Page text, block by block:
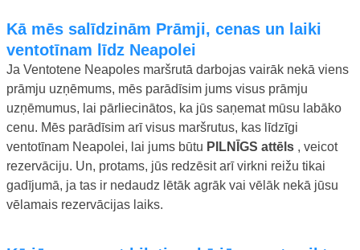
Kā mēs salīdzinām Prāmji, cenas un laiki
ventotīnam līdz Neapolei
Ja Ventotene Neapoles maršrutā darbojas vairāk nekā viens
prāmju uzņēmums, mēs parādīsim jums visus prāmju
uzņēmumus, lai pārliecinātos, ka jūs saņemat mūsu labāko
cenu. Mēs parādīsim arī visus maršrutus, kas līdzīgi
ventotīnam Neapolei, lai jums būtu PILNĪGS attēls , veicot
rezervāciju. Un, protams, jūs redzēsit arī virkni reižu tikai
gadījumā, ja tas ir nedaudz lētāk agrāk vai vēlāk nekā jūsu
vēlamais rezervācijas laiks.